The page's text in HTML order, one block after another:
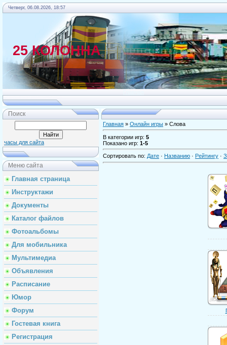
Четверг, 06.08.2026, 18:57
25 КОЛОННА
Поиск
часы для сайта
Меню сайта
Главная страница
Инструктажи
Документы
Каталог файлов
Фотоальбомы
Для мобильника
Мультимедиа
Объявления
Расписание
Юмор
Форум
Гостевая книга
Регистрация
Главная » Онлайн игры » Слова
В категории игр: 5
Показано игр: 1-5
Сортировать по: Дате · Названию · Рейтингу ·